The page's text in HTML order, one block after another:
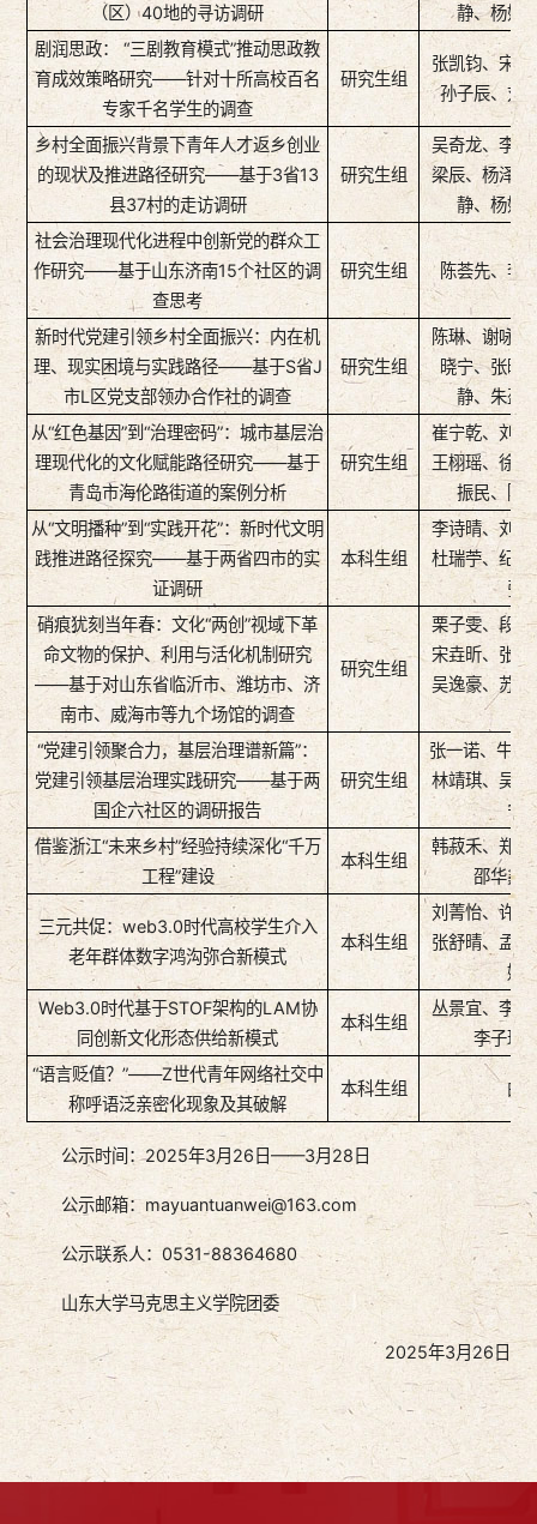
（区）40地的寻访调研
静、杨婵
剧润思政： “三剧教育模式”推动思政教
育成效策略研究——针对十所高校百名
专家千名学生的调查
研究生组
张凯钧、宋
孙子辰、刘
乡村全面振兴背景下青年人才返乡创业
的现状及推进路径研究——基于3省13
县37村的走访调研
研究生组
吴奇龙、李
梁辰、杨泽
静、杨婵
社会治理现代化进程中创新党的群众工
作研究——基于山东济南15个社区的调
查思考
研究生组 陈荟先、李
新时代党建引领乡村全面振兴：内在机
理、现实困境与实践路径——基于S省J
市L区党支部领办合作社的调查
研究生组
陈琳、谢咏
晓宁、张晓
静、朱盈
从“红色基因”到“治理密码”：城市基层治
理现代化的文化赋能路径研究——基于
青岛市海伦路街道的案例分析
研究生组
崔宁乾、刘
王栩瑶、徐
振民、陈
从“文明播种”到“实践开花”：新时代文明
践推进路径探究——基于两省四市的实
证调研
本科生组
李诗晴、刘
杜瑞苧、纪
张
硝痕犹刻当年春：文化“两创”视域下革
命文物的保护、利用与活化机制研究
——基于对山东省临沂市、潍坊市、济
南市、威海市等九个场馆的调查
研究生组
栗子雯、段
宋垚昕、张
吴逸豪、苏
“党建引领聚合力，基层治理谱新篇”：
党建引领基层治理实践研究——基于两
国企六社区的调研报告
研究生组
张一诺、牛宝
林靖琪、吴
宁
借鉴浙江“未来乡村”经验持续深化“千万
工程”建设
本科生组
韩菽禾、郑
邵华鑫
三元共促：web3.0时代高校学生介入
老年群体数字鸿沟弥合新模式
本科生组
刘菁怡、许
张舒晴、孟
姚
Web3.0时代基于STOF架构的LAM协
同创新文化形态供给新模式
本科生组
丛景宜、李
李子琪
“语言贬值？”——Z世代青年网络社交中
称呼语泛亲密化现象及其破解
本科生组 曲
公示时间：2025年3月26日——3月28日
公示邮箱：mayuantuanwei@163.com
公示联系人：0531-88364680
山东大学马克思主义学院团委
2025年3月26日